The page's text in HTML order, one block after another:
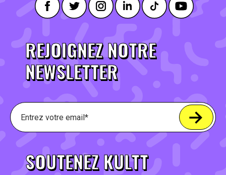
REJOIGNEZ NOTRE
NEWSLETTER
SOUTENEZ KULTT